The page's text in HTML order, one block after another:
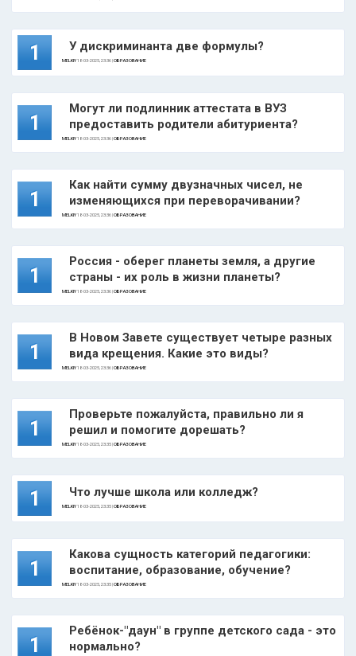
1 У дискриминанта две формулы?
MELKIY18-03-2025, 23:36 |ОБРАЗОВАНИЕ
1
Могут ли подлинник аттестата в ВУЗ
предоставить родители абитуриента?
MELKIY18-03-2025, 23:36 |ОБРАЗОВАНИЕ
1
Как найти сумму двузначных чисел, не
изменяющихся при переворачивании?
MELKIY18-03-2025, 23:36 |ОБРАЗОВАНИЕ
1
Россия - оберег планеты земля, а другие
страны - их роль в жизни планеты?
MELKIY18-03-2025, 23:36 |ОБРАЗОВАНИЕ
1
В Новом Завете существует четыре разных
вида крещения. Какие это виды?
MELKIY18-03-2025, 23:36 |ОБРАЗОВАНИЕ
1
Проверьте пожалуйста, правильно ли я
решил и помогите дорешать?
MELKIY18-03-2025, 23:35 |ОБРАЗОВАНИЕ
1 Что лучше школа или колледж?
MELKIY18-03-2025, 23:35 |ОБРАЗОВАНИЕ
1
Какова сущность категорий педагогики:
воспитание, образование, обучение?
MELKIY18-03-2025, 23:35 |ОБРАЗОВАНИЕ
1
Ребёнок-"даун" в группе детского сада - это
нормально?